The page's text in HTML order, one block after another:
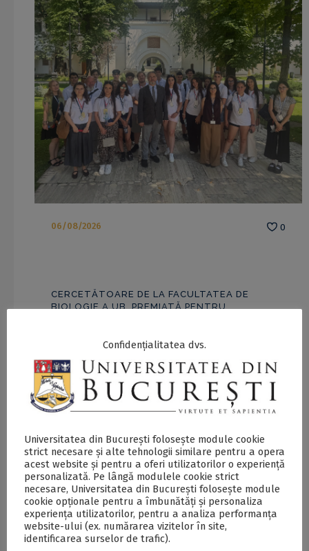
06/08/2026 0
CERCETĂTOARE DE LA FACULTATEA DE
BIOLOGIE A UB, PREMIATĂ PENTRU
Confidențialitatea dvs.
Universitatea din București folosește module cookie
strict necesare și alte tehnologii similare pentru a opera
acest website și pentru a oferi utilizatorilor o experiență
personalizată. Pe lângă modulele cookie strict
necesare, Universitatea din București folosește module
cookie opționale pentru a îmbunătăți și personaliza
experiența utilizatorilor, pentru a analiza performanța
website-ului (ex. numărarea vizitelor în site,
identificarea surselor de trafic).